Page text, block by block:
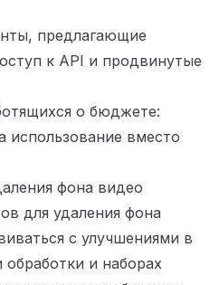
предлагающие
к API и продвинутые
о бюджете:
вместо
фона видео
для удаления фона
с улучшениями в
и наборах